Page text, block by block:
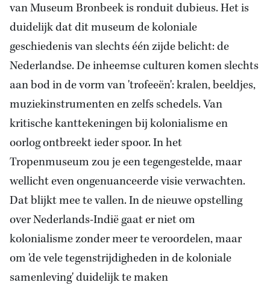
van Museum Bronbeek is ronduit dubieus. Het is
duidelijk dat dit museum de koloniale
geschiedenis van slechts één zijde belicht: de
Nederlandse. De inheemse culturen komen slechts
aan bod in de vorm van 'trofeeën': kralen, beeldjes,
muziekinstrumenten en zelfs schedels. Van
kritische kanttekeningen bij kolonialisme en
oorlog ontbreekt ieder spoor. In het
Tropenmuseum zou je een tegengestelde, maar
wellicht even ongenuanceerde visie verwachten.
Dat blijkt mee te vallen. In de nieuwe opstelling
over Nederlands-Indië gaat er niet om
kolonialisme zonder meer te veroordelen, maar
om 'de vele tegenstrijdigheden in de koloniale
samenleving' duidelijk te maken